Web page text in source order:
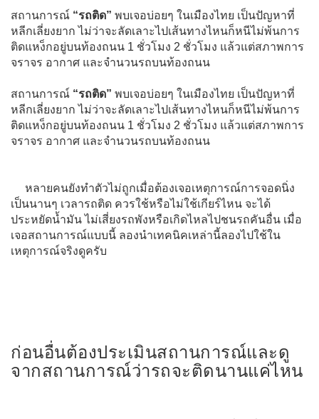
สถานการณ์ “รถติด” พบเจอบ่อยๆ ในเมืองไทย เป็นปัญหาที่
หลีกเลี่ยงยาก ไม่ว่าจะลัดเลาะไปเส้นทางไหนก็หนีไม่พ้นการ
ติดแหง็กอยู่บนท้องถนน 1 ชั่วโมง 2 ชั่วโมง แล้วแต่สภาพการ
จราจร อากาศ และจำนวนรถบนท้องถนน
สถานการณ์ “รถติด” พบเจอบ่อยๆ ในเมืองไทย เป็นปัญหาที่
หลีกเลี่ยงยาก ไม่ว่าจะลัดเลาะไปเส้นทางไหนก็หนีไม่พ้นการ
ติดแหง็กอยู่บนท้องถนน 1 ชั่วโมง 2 ชั่วโมง แล้วแต่สภาพการ
จราจร อากาศ และจำนวนรถบนท้องถนน
หลายคนยังทำตัวไม่ถูกเมื่อต้องเจอเหตุการณ์การจอดนิ่ง
เป็นนานๆ เวลารถติด ควรใช้หรือไม่ใช้เกียร์ไหน จะได้
ประหยัดน้ำมัน ไม่เสี่ยงรถพังหรือเกิดไหลไปชนรถคันอื่น เมื่อ
เจอสถานการณ์แบบนี้ ลองนำเทคนิคเหล่านี้ลองไปใช้ใน
เหตุการณ์จริงดูครับ
ก่อนอื่นต้องประเมินสถานการณ์และดู
จากสถานการณ์ว่ารถจะติดนานแค่ไหน